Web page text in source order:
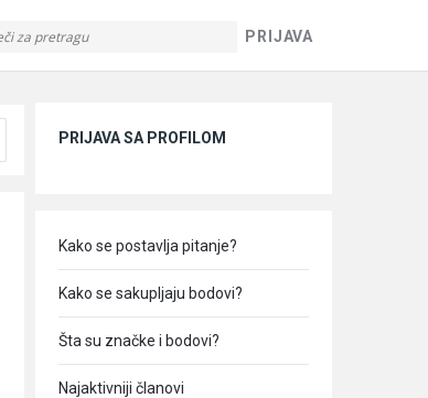
PRIJAVA
PRIJAVA SA PROFILOM
Kako se postavlja pitanje?
Kako se sakupljaju bodovi?
Šta su značke i bodovi?
Najaktivniji članovi